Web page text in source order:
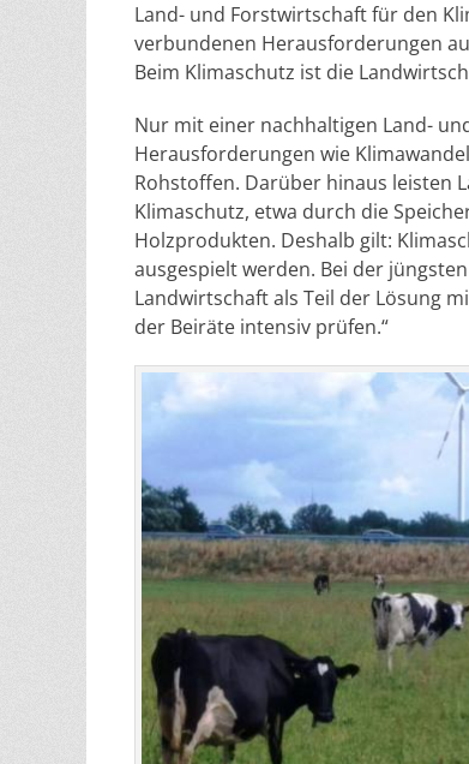
Land- und Forstwirtschaft für den
verbundenen Herausforderungen
Beim Klimaschutz ist die
Nur mit einer nachhaltigen Land-
Herausforderungen wie
Rohstoffen. Darüber hinaus leisten
Klimaschutz, etwa durch die
Holzprodukten. Deshalb gilt:
ausgespielt werden. Bei der
Landwirtschaft als Teil der Lösung
der Beiräte intensiv prüfen.“